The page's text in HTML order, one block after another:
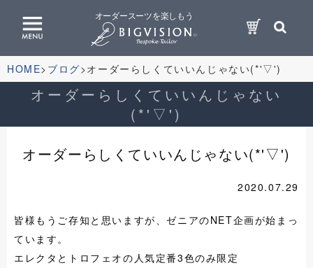
オーダースーツを楽しもう
HOME ブログ オーダーらしくていいんじゃない(*'▽')
オーダーらしくていいんじゃない
(*'▽')
オーダーらしくていいんじゃない(*'▽')
2020.07.29
皆様もうご存知と思いますが、ゼニアのNET企画が始まっ
ています。
エレクタとトロフェオの人気定番3色のみ限定